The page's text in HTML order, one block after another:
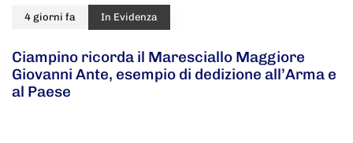
4 giorni fa In Evidenza
Ciampino ricorda il Maresciallo Maggiore
Giovanni Ante, esempio di dedizione all’Arma e
al Paese